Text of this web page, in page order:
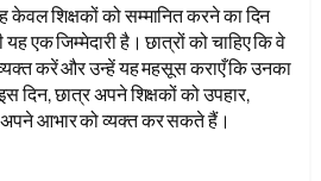
शिक्षकों को सम्मानित करने का दिन
एक जिम्मेदारी है। छात्रों को चाहिए कि वे
करें और उन्हें यह महसूस कराएँ कि उनका
दिन, छात्र अपने शिक्षकों को उपहार,
आभार को व्यक्त कर सकते हैं।